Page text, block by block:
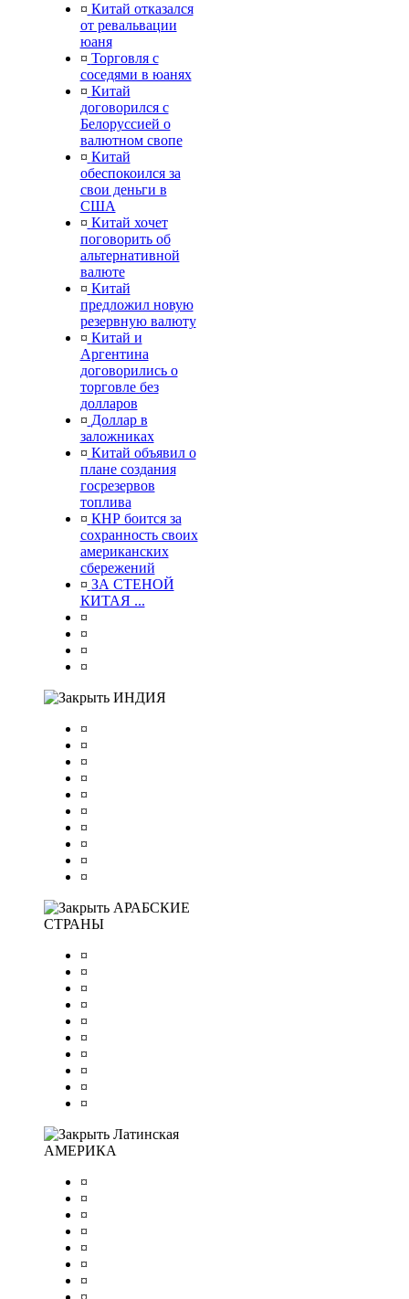
¤ Китай отказался
от ревальвации
юаня
¤ Торговля с
соседями в юанях
¤ Китай
договорился с
Белоруссией о
валютном свопе
¤ Китай
обеспокоился за
свои деньги в
США
¤ Китай хочет
поговорить об
альтернативной
валюте
¤ Китай
предложил новую
резервную валюту
¤ Китай и
Аргентина
договорились о
торговле без
долларов
¤ Доллар в
заложниках
¤ Китай объявил о
плане создания
госрезервов
топлива
¤ КНР боится за
сохранность своих
американских
сбережений
¤ ЗА СТЕНОЙ
КИТАЯ ...
¤
¤
¤
¤
ИНДИЯ
¤
¤
¤
¤
¤
¤
¤
¤
¤
¤
АРАБСКИЕ
СТРАНЫ
¤
¤
¤
¤
¤
¤
¤
¤
¤
¤
Латинская
АМЕРИКА
¤
¤
¤
¤
¤
¤
¤